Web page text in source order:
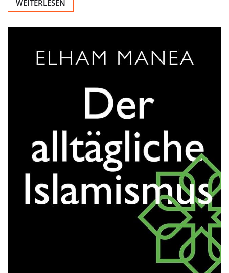
WEITERLESEN